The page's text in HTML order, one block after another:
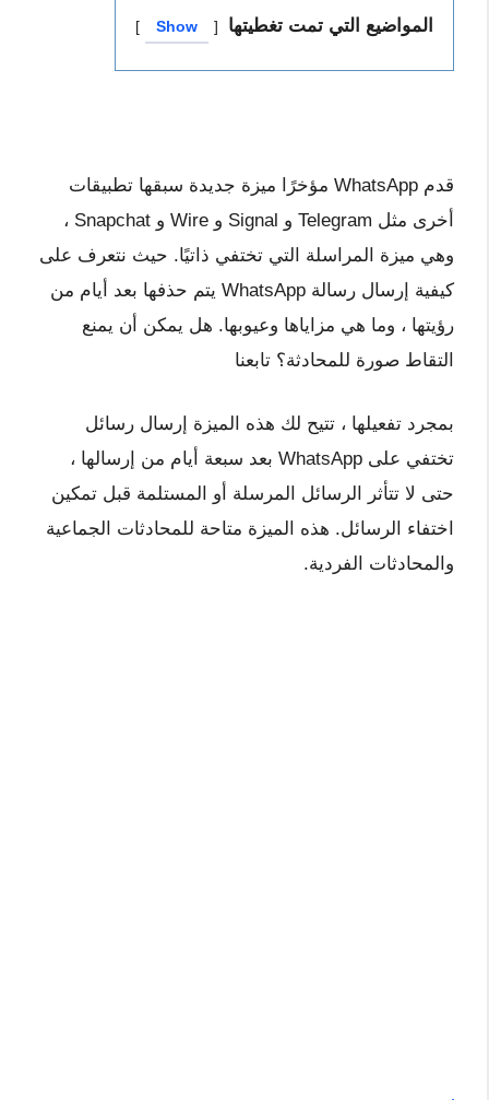
المواضيع التي تمت تغطيتها Show
قدم WhatsApp مؤخرًا ميزة جديدة سبقها تطبيقات
أخرى مثل Telegram و Signal و Wire و Snapchat ،
وهي ميزة المراسلة التي تختفي ذاتيًا. حيث نتعرف على
كيفية إرسال رسالة WhatsApp يتم حذفها بعد أيام من
رؤيتها ، وما هي مزاياها وعيوبها. هل يمكن أن يمنع
التقاط صورة للمحادثة؟ تابعنا
بمجرد تفعيلها ، تتيح لك هذه الميزة إرسال رسائل
تختفي على WhatsApp بعد سبعة أيام من إرسالها ،
حتى لا تتأثر الرسائل المرسلة أو المستلمة قبل تمكين
اختفاء الرسائل. هذه الميزة متاحة للمحادثات الجماعية
والمحادثات الفردية.